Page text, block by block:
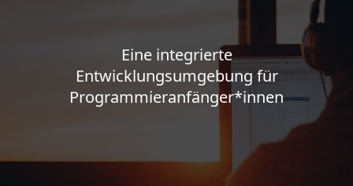
Eine integrierte
Entwicklungsumgebung für
Programmieranfänger*innen